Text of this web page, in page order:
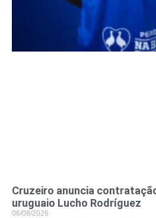
Cruzeiro anuncia
uruguaio Lucho Rodríguez
06/08/2026